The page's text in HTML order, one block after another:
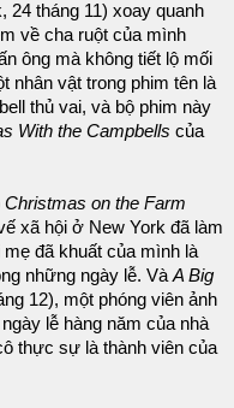
24 tháng 11) xoay quanh
về cha ruột của mình
ông mà không tiết lộ mối
nhân vật trong phim tên là
thủ vai, và bộ phim này
With the Campbells của
Christmas on the Farm
xã hội ở New York đã làm
đã khuất của mình là
những ngày lễ. VàA Big
12), một phóng viên ảnh
lễ hàng năm của nhà
thực sự là thành viên của